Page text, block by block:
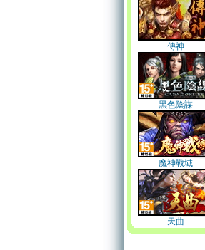
傳神
黑色陰謀
魔神戰域
天曲